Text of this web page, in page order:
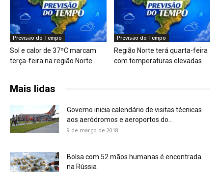
Previsão do Tempo
Sol e calor de 37ºC marcam
terça-feira na região Norte
Previsão do Tempo
Região Norte terá quarta-feira
com temperaturas elevadas
Mais lidas
Governo inicia calendário de visitas técnicas
aos aeródromos e aeroportos do...
9 de março de 2018
Bolsa com 52 mãos humanas é encontrada
na Rússia